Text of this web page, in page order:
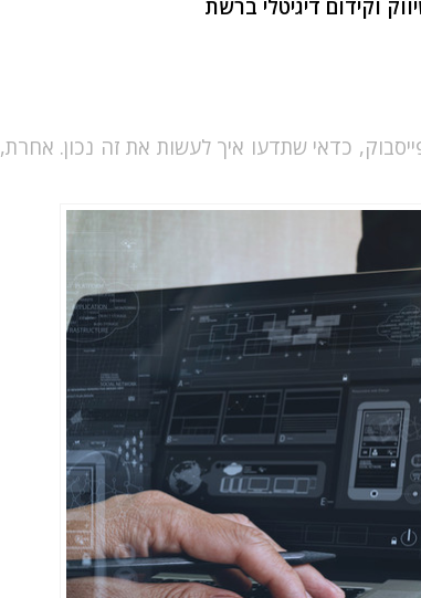
וקידום דיגיטלי ברשת
כדאי שתדעו איך לעשות את זה נכון. אחרת,